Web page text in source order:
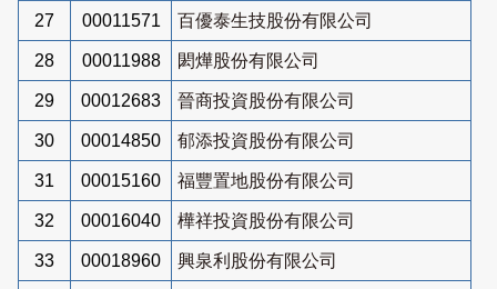
27 00011571 百優泰生技股份有限公司
28 00011988 閎燁股份有限公司
29 00012683 晉商投資股份有限公司
30 00014850 郁添投資股份有限公司
31 00015160 福豐置地股份有限公司
32 00016040 樺祥投資股份有限公司
33 00018960 興泉利股份有限公司